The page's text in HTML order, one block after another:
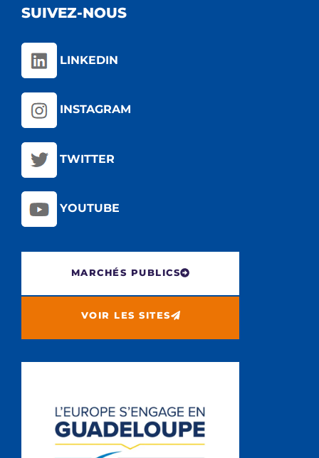
SUIVEZ-NOUS
LINKEDIN
INSTAGRAM
TWITTER
YOUTUBE
MARCHÉS PUBLICS
VOIR LES SITES